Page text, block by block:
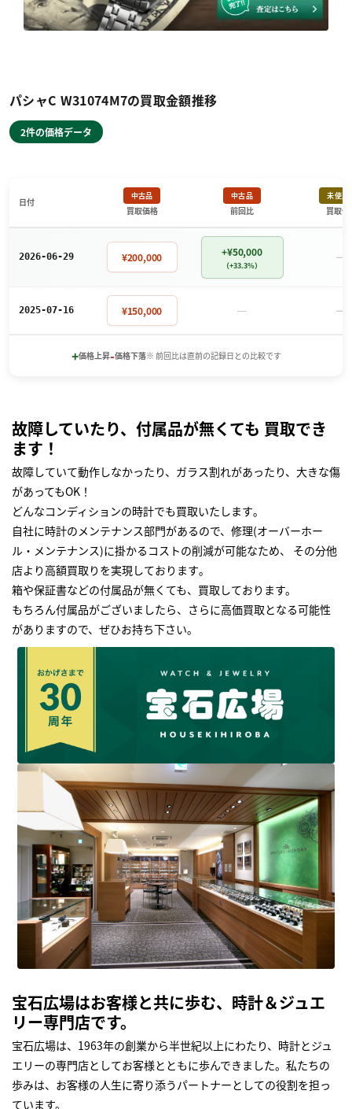
パシャC W31074M7の買取金額推移
2件の価格データ
日付
中古品
買取価格
中古品
前回比
未使用
買取価
2026-06-29 ¥200,000 +¥50,000
（+33.3%） －
2025-07-16 ¥150,000 － －
+価格上昇-価格下落※ 前回比は直前の記録日との比較です
故障していたり、付属品が無くても 買取でき
ます！
故障していて動作しなかったり、ガラス割れがあったり、大きな傷
があってもOK！
どんなコンディションの時計でも買取いたします｡
自社に時計のメンテナンス部門があるので、修理(オーバーホー
ル・メンテナンス)に掛かるコストの削減が可能なため、 その分他
店より高額買取りを実現しております｡
箱や保証書などの付属品が無くても、買取しております。
もちろん付属品がございましたら、さらに高価買取となる可能性
がありますので、ぜひお持ち下さい｡
宝石広場はお客様と共に歩む、時計＆ジュエ
リー専門店です。
宝石広場は、1963年の創業から半世紀以上にわたり、時計とジュ
エリーの専門店としてお客様とともに歩んできました。私たちの
歩みは、お客様の人生に寄り添うパートナーとしての役割を担っ
ています。